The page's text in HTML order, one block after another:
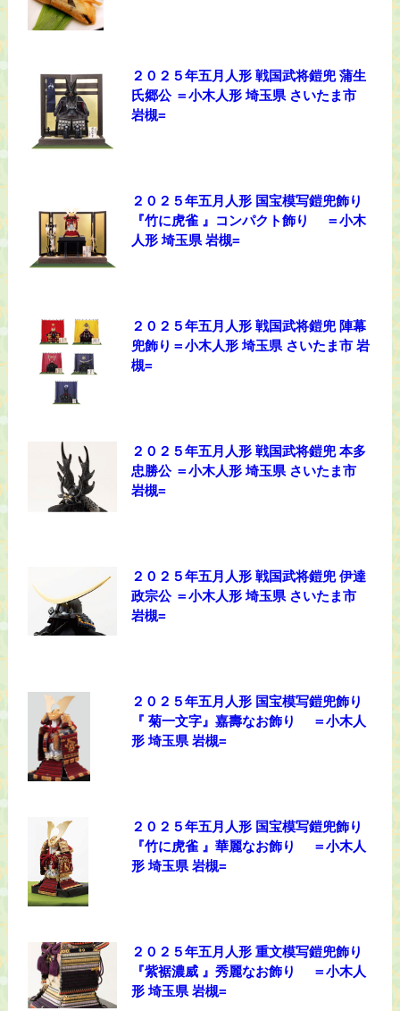
２０２５年五月人形 戦国武将鎧兜 蒲生
氏郷公 ＝小木人形 埼玉県 さいたま市
岩槻=
２０２５年五月人形 国宝模写鎧兜飾り
『竹に虎雀 』コンパクト飾り ＝小木
人形 埼玉県 岩槻=
２０２５年五月人形 戦国武将鎧兜 陣幕
兜飾り＝小木人形 埼玉県 さいたま市 岩
槻=
２０２５年五月人形 戦国武将鎧兜 本多
忠勝公 ＝小木人形 埼玉県 さいたま市
岩槻=
２０２５年五月人形 戦国武将鎧兜 伊達
政宗公 ＝小木人形 埼玉県 さいたま市
岩槻=
２０２５年五月人形 国宝模写鎧兜飾り
『 菊一文字』嘉壽なお飾り ＝小木人
形 埼玉県 岩槻=
２０２５年五月人形 国宝模写鎧兜飾り
『竹に虎雀 』華麗なお飾り ＝小木人
形 埼玉県 岩槻=
２０２５年五月人形 重文模写鎧兜飾り
『紫裾濃威 』秀麗なお飾り ＝小木人
形 埼玉県 岩槻=